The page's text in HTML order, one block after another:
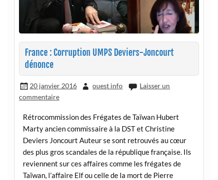
France : Corruption UMPS Deviers-Joncourt
dénonce
20 janvier 2016 ouest info
Laisser un
commentaire
Rétrocommission des Frégates de Taïwan Hubert
Marty ancien commissaire à la DST et Christine
Deviers Joncourt Auteur se sont retrouvés au cœur
des plus gros scandales de la république française. Ils
reviennent sur ces affaires comme les frégates de
Taïwan, l’affaire Elf ou celle de la mort de Pierre